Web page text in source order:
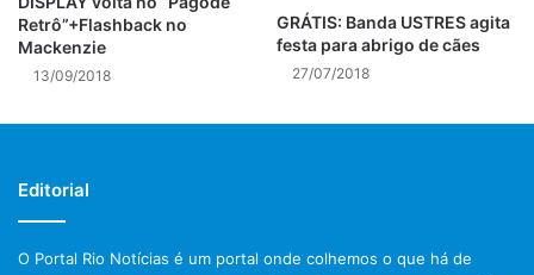
Retrô”+Flashback no
Mackenzie
13/09/2018
GRÁTIS: Banda USTRES agita
festa para abrigo de cães
27/07/2018
Editorial
O Portal Rio Notícias é um portal onde colhemos o que há de